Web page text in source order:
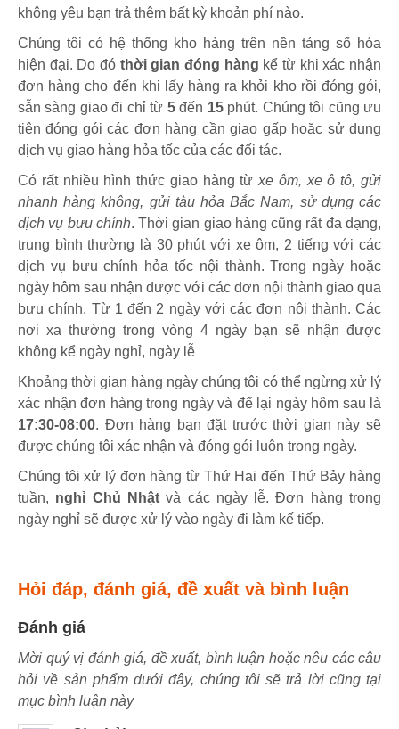
không yêu bạn trả thêm bất kỳ khoản phí nào.
Chúng tôi có hệ thống kho hàng trên nền tảng số hóa
hiện đại. Do đó thời gian đóng hàng kể từ khi xác nhận
đơn hàng cho đến khi lấy hàng ra khỏi kho rồi đóng gói,
sẵn sàng giao đi chỉ từ 5đến 15 phút. Chúng tôi cũng ưu
tiên đóng gói các đơn hàng cần giao gấp hoặc sử dụng
dịch vụ giao hàng hỏa tốc của các đối tác.
Có rất nhiều hình thức giao hàng từxe ôm, xe ô tô, gửi
nhanh hàng không, gửi tàu hỏa Bắc Nam, sử dụng các
dịch vụ bưu chính. Thời gian giao hàng cũng rất đa dạng,
trung bình thường là 30 phút với xe ôm, 2 tiếng với các
dịch vụ bưu chính hỏa tốc nội thành. Trong ngày hoặc
ngày hôm sau nhận được với các đơn nội thành giao qua
bưu chính. Từ 1 đến 2 ngày với các đơn nội thành. Các
nơi xa thường trong vòng 4 ngày bạn sẽ nhận được
không kể ngày nghỉ, ngày lễ
Khoảng thời gian hàng ngày chúng tôi có thể ngừng xử lý
xác nhận đơn hàng trong ngày và để lại ngày hôm sau là
17:30-08:00. Đơn hàng bạn đặt trước thời gian này sẽ
được chúng tôi xác nhận và đóng gói luôn trong ngày.
Chúng tôi xử lý đơn hàng từ Thứ Hai đến Thứ Bảy hàng
tuần, nghỉ Chủ Nhậtvà các ngày lễ. Đơn hàng trong
ngày nghỉ sẽ được xử lý vào ngày đi làm kế tiếp.
Hỏi đáp, đánh giá, đề xuất và bình luận
Đánh giá
Mời quý vị đánh giá, đề xuất, bình luận hoặc nêu các câu
hỏi về sản phẩm dưới đây, chúng tôi sẽ trả lời cũng tại
mục bình luận này